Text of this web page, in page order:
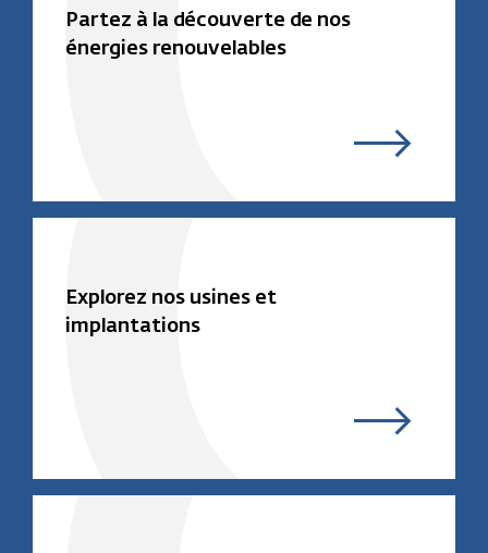
Partez à la découverte de nos
énergies renouvelables
Explorez nos usines et
implantations